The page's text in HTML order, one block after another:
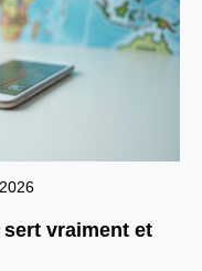
sert vraiment et